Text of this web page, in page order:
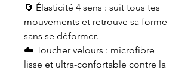
🔄 Élasticité 4 sens : suit tous tes
mouvements et retrouve sa forme
sans se déformer.
☁️ Toucher velours : microfibre
lisse et ultra-confortable contre la